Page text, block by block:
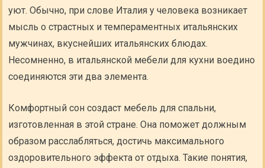
уют. Обычно, при слове Италия у человека возникает
мысль о страстных и темпераментных итальянских
мужчинах, вкуснейших итальянских блюдах.
Несомненно, в итальянской мебели для кухни воедино
соединяются эти два элемента.
Комфортный сон создаст мебель для спальни,
изготовленная в этой стране. Она поможет должным
образом расслабляться, достичь максимального
оздоровительного эффекта от отдыха. Такие понятия,